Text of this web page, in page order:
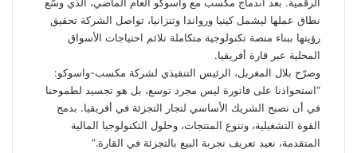
نطاق عملها ليشمل كينيا ورواندا وتنزانيا، تواصل الشركة تحقيق
رؤيتها ببناء منصة تكنولوجية متكاملة تلائم احتياجات الأسواق
المحلية عبر قارة أفريقيا.
وصرّح بلال المغربل، الرئيس التنفيذي لشركة مكسب-واسوكو:
“استحواذنا على فاتورة ليس مجرد توسع، بل هو تجسيد لطموحنا
في أن نصبح الشريك الأساسي لتجار التجزئة في أفريقيا. بدمج
القوة التشغيلية، وتنوع المنتجات، وحلول التكنولوجيا المالية
المتقدمة، نعيد تعريف تجربة البيع بالتجزئة في القارة.”